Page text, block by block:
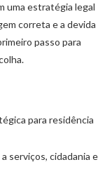
uma estratégia legal
correta e a devida
passo para
para residência
serviços, cidadania e